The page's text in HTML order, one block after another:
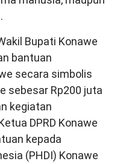
Bupati Konawe
bantuan
secara simbolis
sebesar Rp200 juta
kegiatan
DPRD Konawe
kepada
(PHDI) Konawe